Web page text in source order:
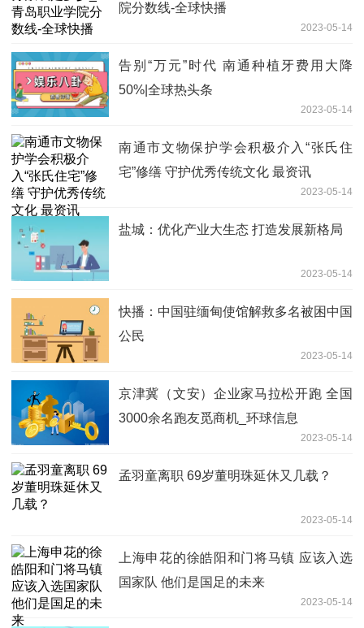
院分数线-全球快播
2023-05-14
告别“万元”时代 南通种植牙费用大降
50%|全球热头条
2023-05-14
南通市文物保护学会积极介入“张氏住
宅”修缮 守护优秀传统文化 最资讯
2023-05-14
盐城：优化产业大生态 打造发展新格局
2023-05-14
快播：中国驻缅甸使馆解救多名被困中国
公民
2023-05-14
京津冀（文安）企业家马拉松开跑 全国
3000余名跑友觅商机_环球信息
2023-05-14
孟羽童离职 69岁董明珠延休又几载？
2023-05-14
上海申花的徐皓阳和门将马镇 应该入选
国家队 他们是国足的未来
2023-05-14